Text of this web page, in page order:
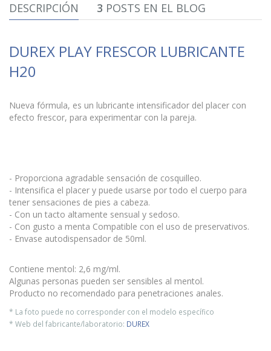
DESCRIPCIÓN 3 POSTS EN EL BLOG
DUREX PLAY FRESCOR LUBRICANTE
H20
Nueva fórmula, es un lubricante intensificador del placer con
efecto frescor, para experimentar con la pareja.
- Proporciona agradable sensación de cosquilleo.
- Intensifica el placer y puede usarse por todo el cuerpo para
tener sensaciones de pies a cabeza.
- Con un tacto altamente sensual y sedoso.
- Con gusto a menta Compatible con el uso de preservativos.
- Envase autodispensador de 50ml.
Contiene mentol: 2,6 mg/ml.
Algunas personas pueden ser sensibles al mentol.
Producto no recomendado para penetraciones anales.
* La foto puede no corresponder con el modelo específico
* Web del fabricante/laboratorio: DUREX